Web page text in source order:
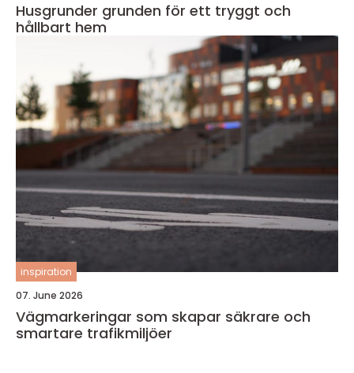
Husgrunder grunden för ett tryggt och
hållbart hem
inspiration
07. June 2026
Vägmarkeringar som skapar säkrare och
smartare trafikmiljöer